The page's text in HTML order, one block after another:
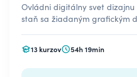
Ovládni digitálny svet
staň sa žiadaným grafickým
13 kurzov 54h 19min